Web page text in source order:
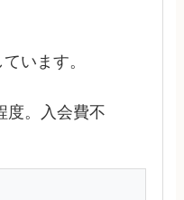
います。
。入会費不